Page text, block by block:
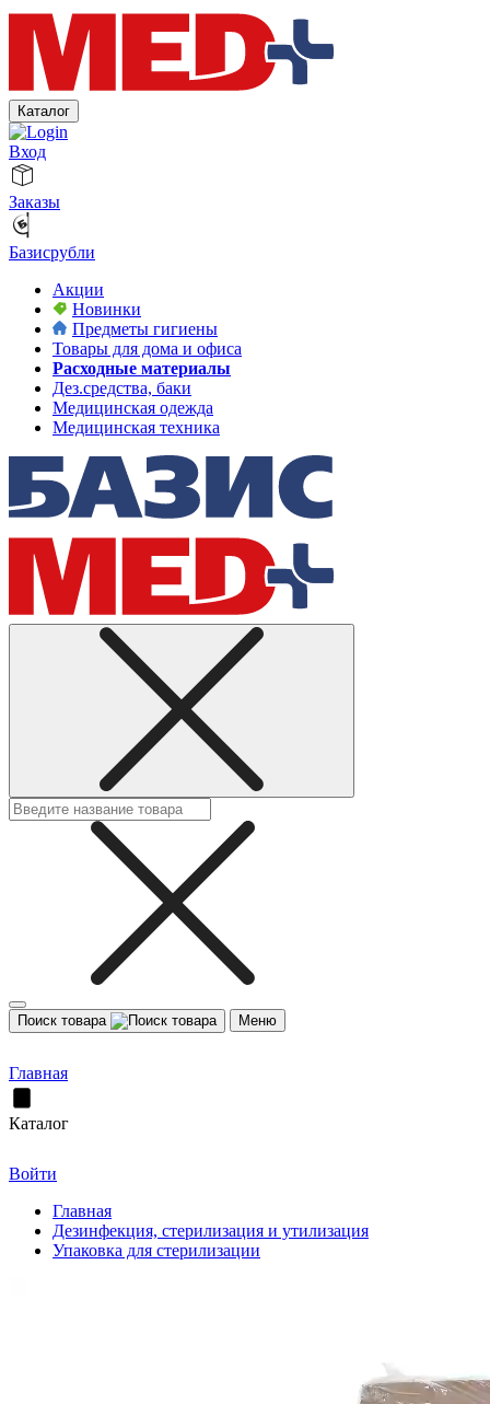
Каталог
Вход
Заказы
Базисрубли
Акции
Новинки
Предметы гигиены
Товары для дома и офиса
Расходные материалы
Дез.средства, баки
Медицинская одежда
Медицинская техника
Поиск товара Меню
Главная
Каталог
Войти
Главная
Дезинфекция, стерилизация и утилизация
Упаковка для стерилизации